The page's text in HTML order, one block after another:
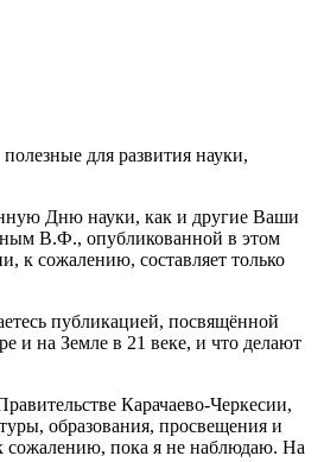
для развития науки,
Дню науки, как и другие Ваши
В.Ф., опубликованной в этом
к сожалению, составляет только
публикацией, посвящённой
на Земле в 21 веке, и что делают
Карачаево-Черкесии,
образования, просвещения и
сожалению, пока я не наблюдаю. На